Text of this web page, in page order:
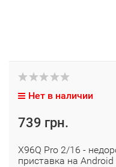
Нет в наличии
739 грн.
X96Q Pro 2/16 -
приставка на